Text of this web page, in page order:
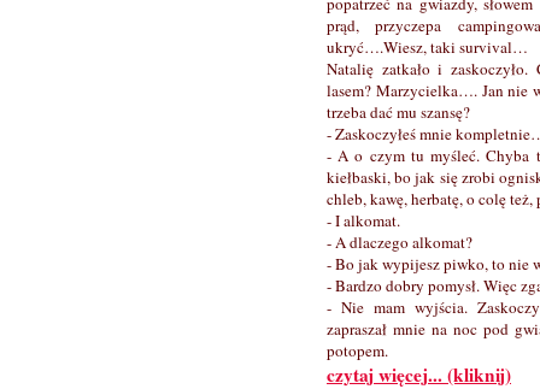
prąd, przyczepa
ukryć….Wiesz, taki survival…
Natalię zatkało i
lasem? Marzycielka…. Jan nie
trzeba dać mu szansę?
- Zaskoczyłeś mnie
- A o czym tu myśleć. Chyba
kiełbaski, bo jak się zrobi
chleb, kawę, herbatę, o colę
- I alkomat.
- A dlaczego alkomat?
- Bo jak wypijesz piwko, to nie
- Bardzo dobry pomysł. Więc
- Nie mam wyjścia.
zapraszał mnie na noc pod
potopem.
czytaj więcej... (kliknij)